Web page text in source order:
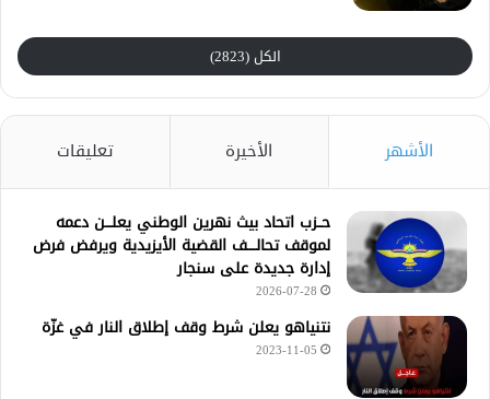
الكل (2823)
الأشهر الأخيرة تعليقات
حــزب اتحاد بيث نهرين الوطني يعلـــن دعمه
لموقف تحالــــف القضية الأيزيدية ويرفض فرض
إدارة جديدة على سنجار
2026-07-28
نتنياهو يعلن شرط وقف إطلاق النار في غزّة
2023-11-05